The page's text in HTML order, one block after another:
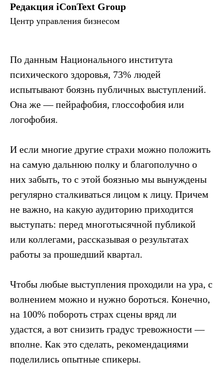
Редакция iConText Group
Центр управления бизнесом
По данным Национального института
психического здоровья, 73% людей
испытывают боязнь публичных выступлений.
Она же — пейрафобия, глоссофобия или
логофобия.
И если многие другие страхи можно положить
на самую дальнюю полку и благополучно о
них забыть, то с этой боязнью мы вынуждены
регулярно сталкиваться лицом к лицу. Причем
не важно, на какую аудиторию приходится
выступать: перед многотысячной публикой
или коллегами, рассказывая о результатах
работы за прошедший квартал.
Чтобы любые выступления проходили на ура, с
волнением можно и нужно бороться. Конечно,
на 100% побороть страх сцены вряд ли
удастся, а вот снизить градус тревожности —
вполне. Как это сделать, рекомендациями
поделились опытные спикеры.